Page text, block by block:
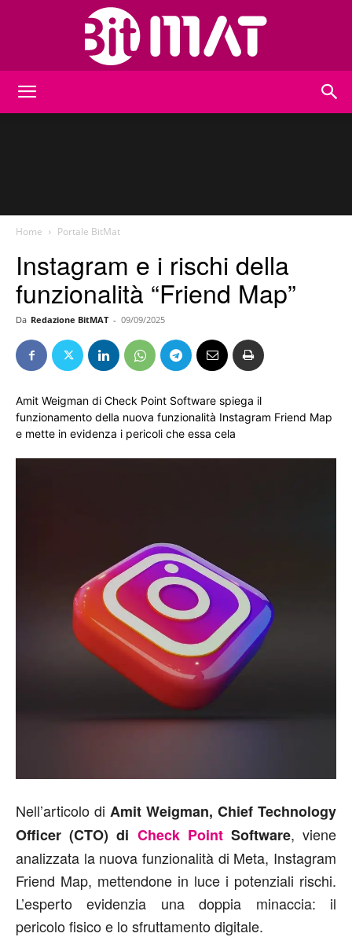
Home Portale BitMat
Instagram e i rischi della
funzionalità “Friend Map”
Da Redazione BitMAT - 09/09/2025
Amit Weigman di Check Point Software spiega il
funzionamento della nuova funzionalità Instagram Friend Map
e mette in evidenza i pericoli che essa cela
Nell’articolo di Amit Weigman, Chief Technology
Officer (CTO) di Check PointSoftware, viene
analizzata la nuova funzionalità di Meta, Instagram
Friend Map, mettendone in luce i potenziali rischi.
L’esperto evidenzia una doppia minaccia: il
pericolo fisico e lo sfruttamento digitale.